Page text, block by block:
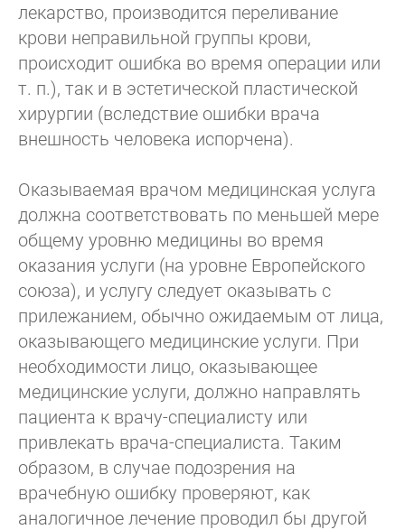
лекарство, производится переливание
крови неправильной группы крови,
происходит ошибка во время операции или
т. п.), так и в эстетической пластической
хирургии (вследствие ошибки врача
внешность человека испорчена).
Оказываемая врачом медицинская услуга
должна соответствовать по меньшей мере
общему уровню медицины во время
оказания услуги (на уровне Европейского
союза), и услугу следует оказывать с
прилежанием, обычно ожидаемым от лица,
оказывающего медицинские услуги. При
необходимости лицо, оказывающее
медицинские услуги, должно направлять
пациента к врачу-специалисту или
привлекать врача-специалиста. Таким
образом, в случае подозрения на
врачебную ошибку проверяют, как
аналогичное лечение проводил бы другой